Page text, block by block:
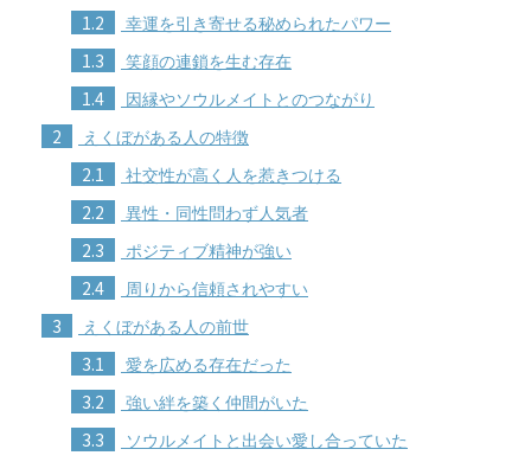
1.2 幸運を引き寄せる秘められたパワー
1.3 笑顔の連鎖を生む存在
1.4 因縁やソウルメイトとのつながり
2 えくぼがある人の特徴
2.1 社交性が高く人を惹きつける
2.2 異性・同性問わず人気者
2.3 ポジティブ精神が強い
2.4 周りから信頼されやすい
3 えくぼがある人の前世
3.1 愛を広める存在だった
3.2 強い絆を築く仲間がいた
3.3 ソウルメイトと出会い愛し合っていた